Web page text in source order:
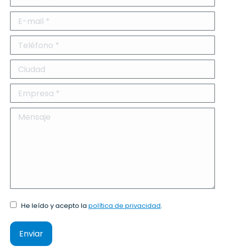
E-mail *
Teléfono *
Ciudad
Empresa *
Mensaje
He leído y acepto la política de privacidad.
Enviar